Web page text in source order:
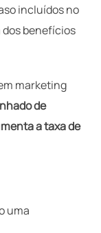
incluídos no
benefícios
marketing
de
a taxa de
uma